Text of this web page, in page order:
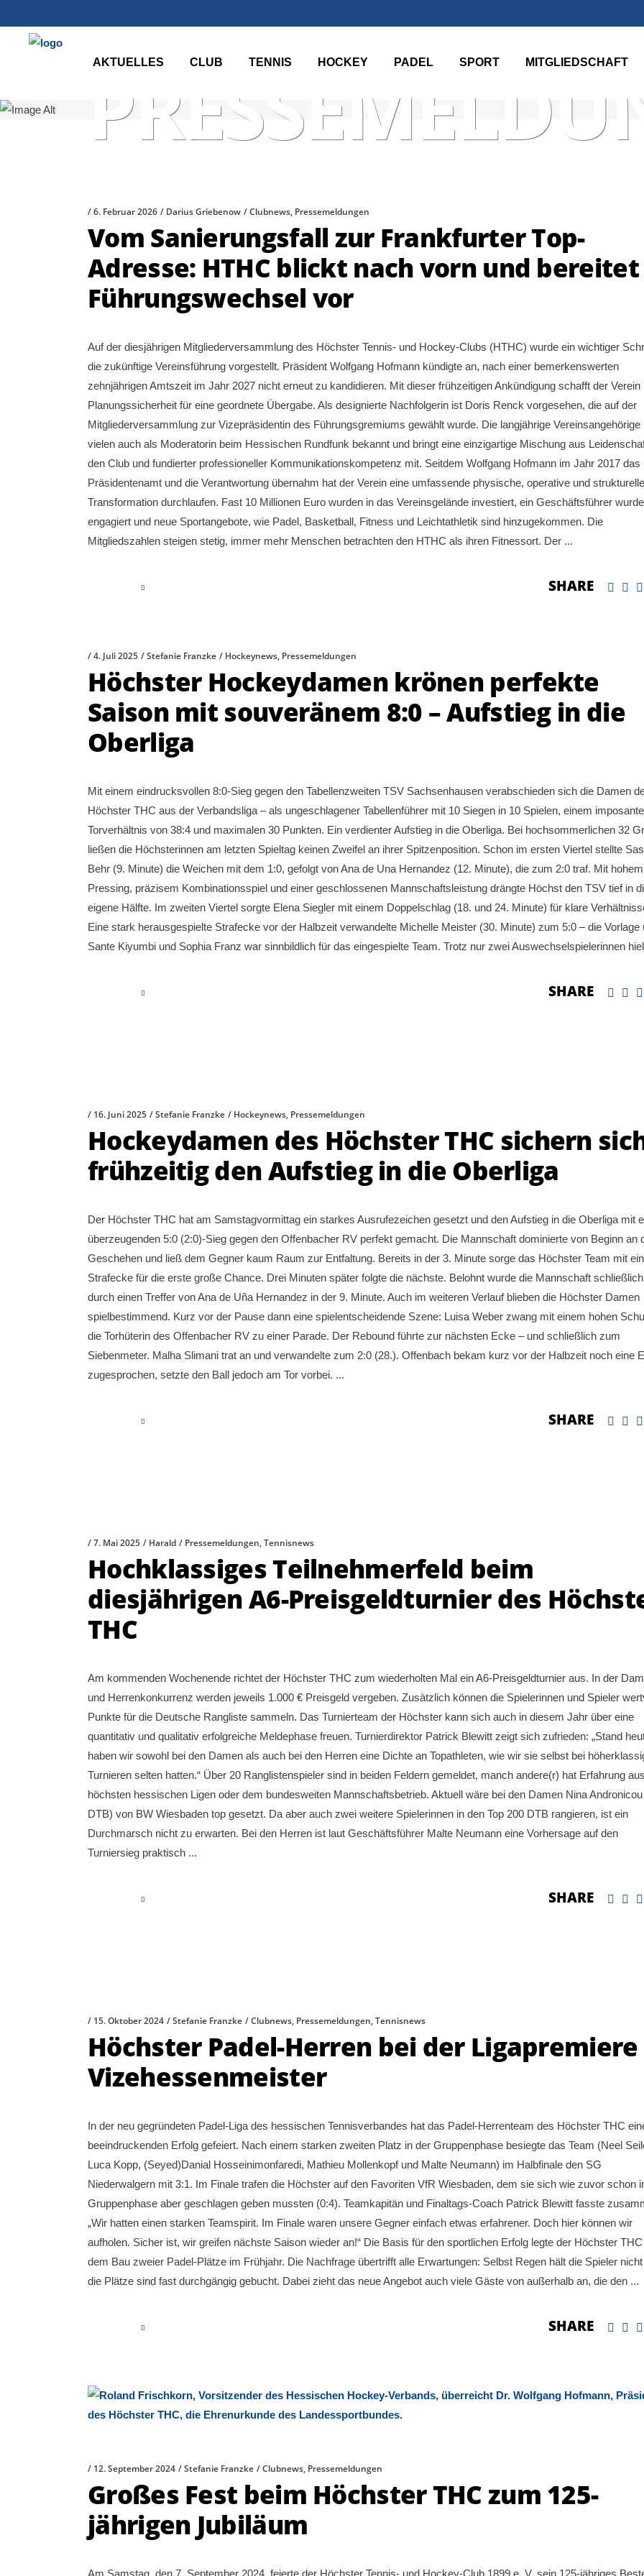
AKTUELLES CLUB TENNIS HOCKEY PADEL SPORT MITGLIEDSCHAFT
6. Februar 2026 Darius Griebenow Clubnews, Pressemeldungen
Vom Sanierungsfall zur Frankfurter Top-
Adresse: HTHC blickt nach vorn und bereitet
Führungswechsel vor
Auf der diesjährigen Mitgliederversammlung des Höchster Tennis- und Hockey-Clubs (HTHC) wurde ein wichtiger
die zukünftige Vereinsführung vorgestellt. Präsident Wolfgang Hofmann kündigte an, nach einer bemerkenswerten
zehnjährigen Amtszeit im Jahr 2027 nicht erneut zu kandidieren. Mit dieser frühzeitigen Ankündigung schafft der Verein
Planungssicherheit für eine geordnete Übergabe. Als designierte Nachfolgerin ist Doris Renck vorgesehen, die auf der
Mitgliederversammlung zur Vizepräsidentin des Führungsgremiums gewählt wurde. Die langjährige Vereinsangehörige
vielen auch als Moderatorin beim Hessischen Rundfunk bekannt und bringt eine einzigartige Mischung aus
den Club und fundierter professioneller Kommunikationskompetenz mit. Seitdem Wolfgang Hofmann im Jahr 2017 das
Präsidentenamt und die Verantwortung übernahm hat der Verein eine umfassende physische, operative und strukturelle
Transformation durchlaufen. Fast 10 Millionen Euro wurden in das Vereinsgelände investiert, ein Geschäftsführer wurde
engagiert und neue Sportangebote, wie Padel, Basketball, Fitness und Leichtathletik sind hinzugekommen. Die
Mitgliedszahlen steigen stetig, immer mehr Menschen betrachten den HTHC als ihren Fitnessort. Der
SHARE
4. Juli 2025 Stefanie Franzke Hockeynews, Pressemeldungen
Höchster Hockeydamen krönen perfekte
Saison mit souveränem 8:0 – Aufstieg in die
Oberliga
Mit einem eindrucksvollen 8:0-Sieg gegen den Tabellenzweiten TSV Sachsenhausen verabschieden sich die Damen
Höchster THC aus der Verbandsliga – als ungeschlagener Tabellenführer mit 10 Siegen in 10 Spielen, einem
Torverhältnis von 38:4 und maximalen 30 Punkten. Ein verdienter Aufstieg in die Oberliga. Bei hochsommerlichen 32
ließen die Höchsterinnen am letzten Spieltag keinen Zweifel an ihrer Spitzenposition. Schon im ersten Viertel stellte
Behr (9. Minute) die Weichen mit dem 1:0, gefolgt von Ana de Una Hernandez (12. Minute), die zum 2:0 traf. Mit hohem
Pressing, präzisem Kombinationsspiel und einer geschlossenen Mannschaftsleistung drängte Höchst den TSV tief in
eigene Hälfte. Im zweiten Viertel sorgte Elena Siegler mit einem Doppelschlag (18. und 24. Minute) für klare
Eine stark herausgespielte Strafecke vor der Halbzeit verwandelte Michelle Meister (30. Minute) zum 5:0 – die Vorlage
Sante Kiyumbi und Sophia Franz war sinnbildlich für das eingespielte Team. Trotz nur zwei Auswechselspielerinnen
SHARE
16. Juni 2025 Stefanie Franzke Hockeynews, Pressemeldungen
Hockeydamen des Höchster THC sichern
frühzeitig den Aufstieg in die Oberliga
Der Höchster THC hat am Samstagvormittag ein starkes Ausrufezeichen gesetzt und den Aufstieg in die Oberliga mit
überzeugenden 5:0 (2:0)-Sieg gegen den Offenbacher RV perfekt gemacht. Die Mannschaft dominierte von Beginn an
Geschehen und ließ dem Gegner kaum Raum zur Entfaltung. Bereits in der 3. Minute sorge das Höchster Team mit
Strafecke für die erste große Chance. Drei Minuten später folgte die nächste. Belohnt wurde die Mannschaft schließlich
durch einen Treffer von Ana de Uña Hernandez in der 9. Minute. Auch im weiteren Verlauf blieben die Höchster Damen
spielbestimmend. Kurz vor der Pause dann eine spielentscheidende Szene: Luisa Weber zwang mit einem hohen
die Torhüterin des Offenbacher RV zu einer Parade. Der Rebound führte zur nächsten Ecke – und schließlich zum
Siebenmeter. Malha Slimani trat an und verwandelte zum 2:0 (28.). Offenbach bekam kurz vor der Halbzeit noch eine
zugesprochen, setzte den Ball jedoch am Tor vorbei.
SHARE
7. Mai 2025 Harald Pressemeldungen,Tennisnews
Hochklassiges Teilnehmerfeld beim
diesjährigen A6-Preisgeldturnier des
THC
Am kommenden Wochenende richtet der Höchster THC zum wiederholten Mal ein A6-Preisgeldturnier aus. In der
und Herrenkonkurrenz werden jeweils 1.000 € Preisgeld vergeben. Zusätzlich können die Spielerinnen und Spieler
Punkte für die Deutsche Rangliste sammeln. Das Turnierteam der Höchster kann sich auch in diesem Jahr über eine
quantitativ und qualitativ erfolgreiche Meldephase freuen. Turnierdirektor Patrick Blewitt zeigt sich zufrieden: „Stand
haben wir sowohl bei den Damen als auch bei den Herren eine Dichte an Topathleten, wie wir sie selbst bei
Turnieren selten hatten.“ Über 20 Ranglistenspieler sind in beiden Feldern gemeldet, manch andere(r) hat Erfahrung
höchsten hessischen Ligen oder dem bundesweiten Mannschaftsbetrieb. Aktuell wäre bei den Damen Nina Andronicou
DTB) von BW Wiesbaden top gesetzt. Da aber auch zwei weitere Spielerinnen in den Top 200 DTB rangieren, ist ein
Durchmarsch nicht zu erwarten. Bei den Herren ist laut Geschäftsführer Malte Neumann eine Vorhersage auf den
Turniersieg praktisch
SHARE
15. Oktober 2024 Stefanie Franzke Clubnews, Pressemeldungen,Tennisnews
Höchster Padel-Herren bei der Ligapremiere
Vizehessenmeister
In der neu gegründeten Padel-Liga des hessischen Tennisverbandes hat das Padel-Herrenteam des Höchster THC
beeindruckenden Erfolg gefeiert. Nach einem starken zweiten Platz in der Gruppenphase besiegte das Team (Neel
Luca Kopp, (Seyed)Danial Hosseinimonfaredi, Mathieu Mollenkopf und Malte Neumann) im Halbfinale den SG
Niederwalgern mit 3:1. Im Finale trafen die Höchster auf den Favoriten VfR Wiesbaden, dem sie sich wie zuvor schon
Gruppenphase aber geschlagen geben mussten (0:4). Teamkapitän und Finaltags-Coach Patrick Blewitt fasste
„Wir hatten einen starken Teamspirit. Im Finale waren unsere Gegner einfach etwas erfahrener. Doch hier können wir
aufholen. Sicher ist, wir greifen nächste Saison wieder an!“ Die Basis für den sportlichen Erfolg legte der Höchster
dem Bau zweier Padel-Plätze im Frühjahr. Die Nachfrage übertrifft alle Erwartungen: Selbst Regen hält die Spieler nicht
die Plätze sind fast durchgängig gebucht. Dabei zieht das neue Angebot auch viele Gäste von außerhalb an, die den
SHARE
12. September 2024 Stefanie Franzke Clubnews, Pressemeldungen
Großes Fest beim Höchster THC zum 125-
jährigen Jubiläum
Am Samstag, den 7. September 2024, feierte der Höchster Tennis- und Hockey-Club 1899 e. V. sein 125-jähriges